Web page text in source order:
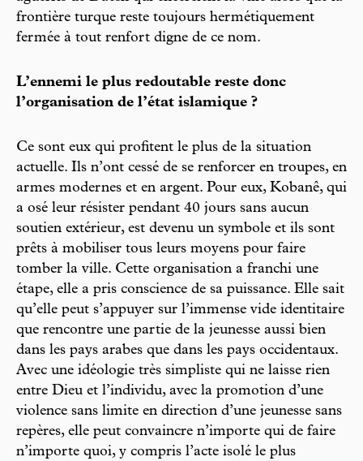
frontière turque reste toujours hermétiquement
fermée à tout renfort digne de ce nom.
L’ennemi le plus redoutable reste donc
l’organisation de l’état islamique ?
Ce sont eux qui profitent le plus de la situation
actuelle. Ils n’ont cessé de se renforcer en troupes, en
armes modernes et en argent. Pour eux, Kobanê, qui
a osé leur résister pendant 40 jours sans aucun
soutien extérieur, est devenu un symbole et ils sont
prêts à mobiliser tous leurs moyens pour faire
tomber la ville. Cette organisation a franchi une
étape, elle a pris conscience de sa puissance. Elle sait
qu’elle peut s’appuyer sur l’immense vide identitaire
que rencontre une partie de la jeunesse aussi bien
dans les pays arabes que dans les pays occidentaux.
Avec une idéologie très simpliste qui ne laisse rien
entre Dieu et l’individu, avec la promotion d’une
violence sans limite en direction d’une jeunesse sans
repères, elle peut convaincre n’importe qui de faire
n’importe quoi, y compris l’acte isolé le plus